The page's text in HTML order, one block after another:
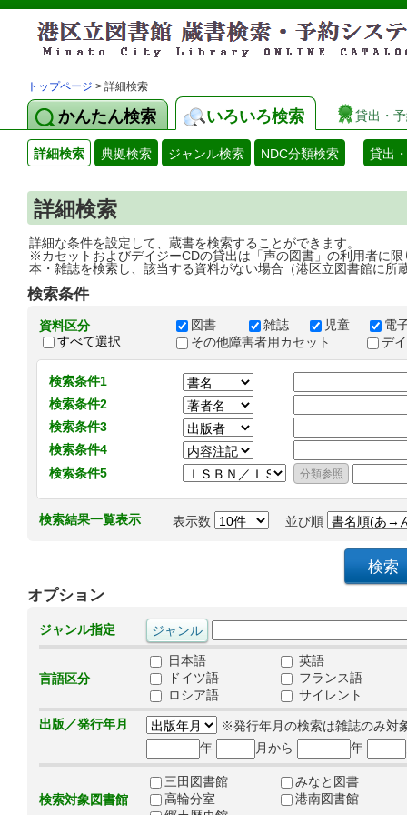
トップページ > 詳細検索
かんたん検索 いろいろ検索 貸出・
詳細検索 典拠検索 ジャンル検索 NDC分類検索 貸出
詳細検索
詳細な条件を設定して、蔵書を検索することができます。
※カセットおよびデイジーCDの貸出は「声の図書」の利用者に限
本・雑誌を検索し、該当する資料がない場合（港区立図書館に所
検索条件
資料区分
すべて選択
図書 雑誌 児童
電
その他障害者用カセット
デ
検索条件1
検索条件2
検索条件3
検索条件4
検索条件5
検索結果一覧表示 表示数 並び順
オプション
ジャンル指定
言語区分
日本語
英語
ドイツ語
フランス語
ロシア語
サイレント
出版／発行年月
※発行年月の検索は雑誌のみ対
年
月から 年
検索対象図書館
三田図書館
みなと図書
高輪分室
港南図書館